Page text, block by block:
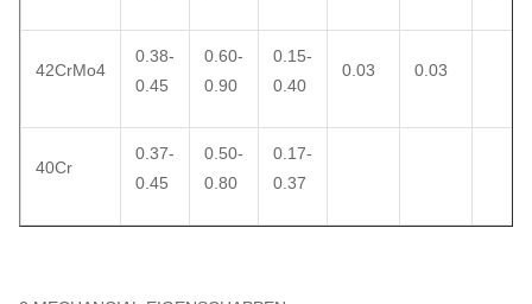
42CrMo4
0.38-
0.45
0.60-
0.90
0.15-
0.40
0.03 0.03
40Cr
0.37-
0.45
0.50-
0.80
0.17-
0.37